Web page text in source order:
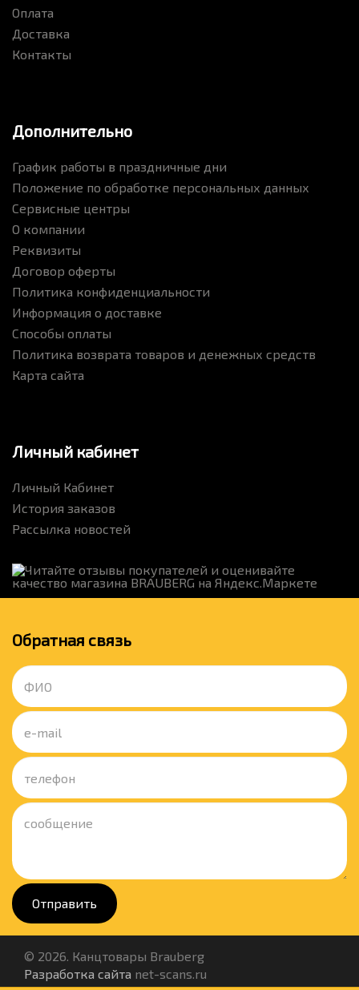
Оплата
Доставка
Контакты
Дополнительно
График работы в праздничные дни
Положение по обработке персональных данных
Сервисные центры
О компании
Реквизиты
Договор оферты
Политика конфиденциальности
Информация о доставке
Способы оплаты
Политика возврата товаров и денежных средств
Карта сайта
Личный кабинет
Личный Кабинет
История заказов
Рассылка новостей
Обратная связь
Отправить
© 2026. Канцтовары Brauberg
Разработка сайта net-scans.ru